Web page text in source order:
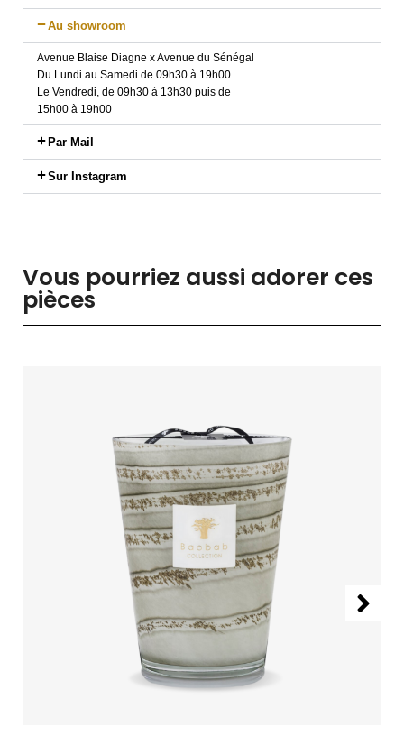
Au showroom
Avenue Blaise Diagne x Avenue du Sénégal
Du Lundi au Samedi de 09h30 à 19h00
Le Vendredi, de 09h30 à 13h30 puis de
15h00 à 19h00
Par Mail
Sur Instagram
Vous pourriez aussi adorer ces
pièces